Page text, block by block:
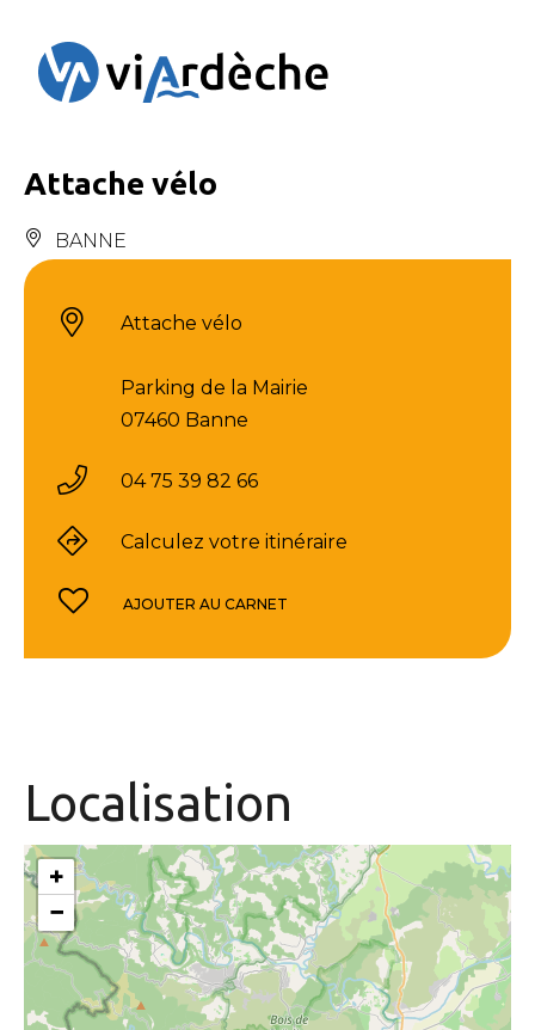
Attache vélo
BANNE
Localisation
+
−
Attache vélo
Parking de la Mairie
07460 Banne
04 75 39 82 66
Calculez votre itinéraire
AJOUTER AU CARNET